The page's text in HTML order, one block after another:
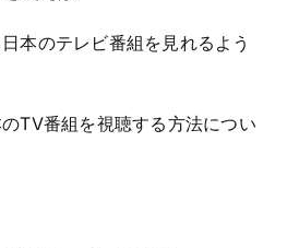
本のテレビ番組を見れるよう
TV番組を視聴する方法につい